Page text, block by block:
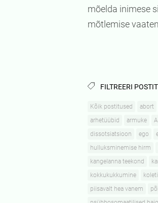
mõelda inimese
mõtlemise
FILTREERI
Kõik postitused abort
arhetüübid
armuke
dissotsiatsioon
ego
hulluksminemise hirm
kangelanna teekond
kokkukukkumine
piisavalt hea vanem